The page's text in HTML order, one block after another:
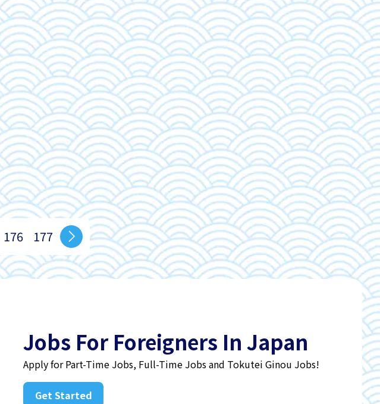
176 177
Jobs For Foreigners In Japan
Apply for Part-Time Jobs, Full-Time Jobs and Tokutei Ginou Jobs!
Get Started